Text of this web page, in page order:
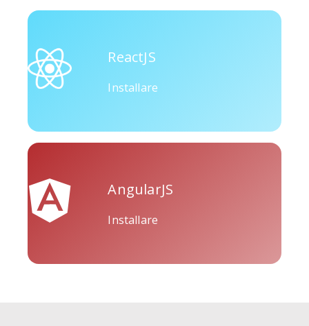
Tripadvisor Vimeo
ReactJS
Installare
AngularJS
Installare